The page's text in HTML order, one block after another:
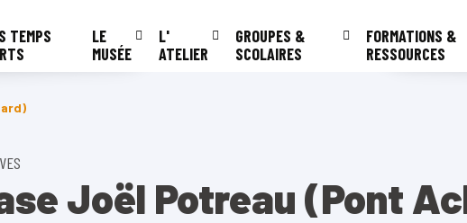
TEMPS
LE
MUSÉE
L'
ATELIER
GROUPES &
SCOLAIRES
FORMATIONS &
RESSOURCES
Joël Potreau (Pont